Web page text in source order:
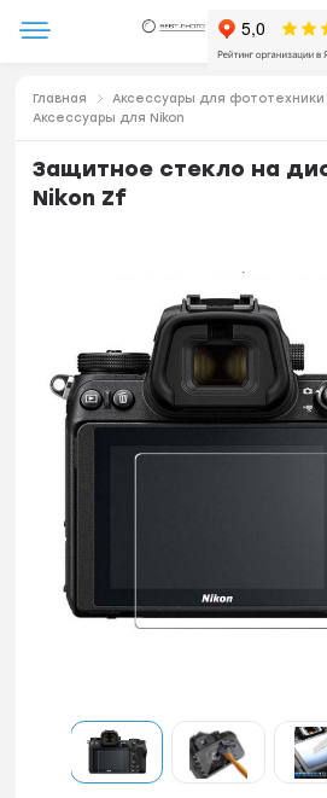
Главная
Аксессуары для фототехники
Аксессуары для Nikon
Защитное стекло на
Nikon Zf